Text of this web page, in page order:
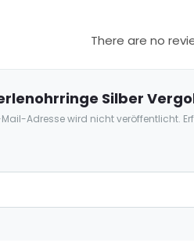
There are no
Silber
Mail-Adresse wird nicht veröffentlicht.